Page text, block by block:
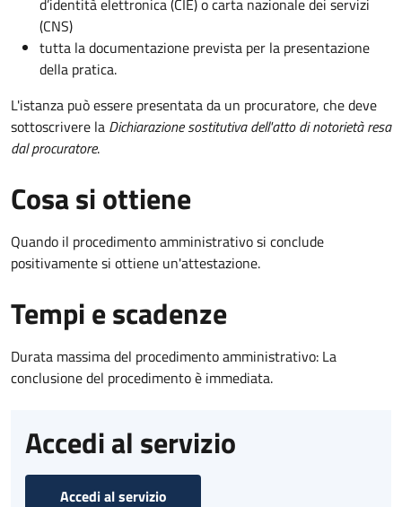
d’identità elettronica (CIE) o carta nazionale dei servizi
(CNS)
tutta la documentazione prevista per la presentazione
della pratica.
L'istanza può essere presentata da un procuratore, che deve
sottoscrivere la Dichiarazione sostitutiva dell'atto di notorietà resa
dal procuratore.
Cosa si ottiene
Quando il procedimento amministrativo si conclude
positivamente si ottiene un'attestazione.
Tempi e scadenze
Durata massima del procedimento amministrativo: La
conclusione del procedimento è immediata.
Accedi al servizio
Accedi al servizio